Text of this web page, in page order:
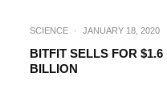
SCIENCE · JANUARY 18, 2020
BITFIT SELLS FOR $1.6
BILLION